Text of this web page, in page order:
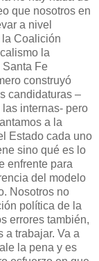
que nosotros en
a nivel
Coalición
la
Santa Fe
construyó
candidaturas –
internas- pero
a la
Estado cada uno
sino qué es lo
enfrente para
del modelo
Nosotros no
política de la
errores también,
a trabajar. Va a
la pena y es